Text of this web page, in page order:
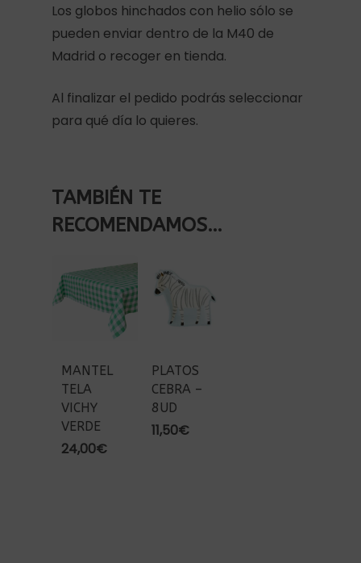
Los globos hinchados con helio sólo se
pueden enviar dentro de la M40 de
Madrid o recoger en tienda.
Al finalizar el pedido podrás seleccionar
para qué día lo quieres.
TAMBIÉN TE
RECOMENDAMOS…
MANTEL
TELA
VICHY
VERDE
24,00€
PLATOS
CEBRA –
8UD
11,50€